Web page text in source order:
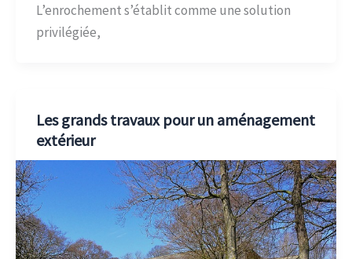
L’enrochement s’établit comme une solution
privilégiée,
Les grands travaux pour un aménagement
extérieur